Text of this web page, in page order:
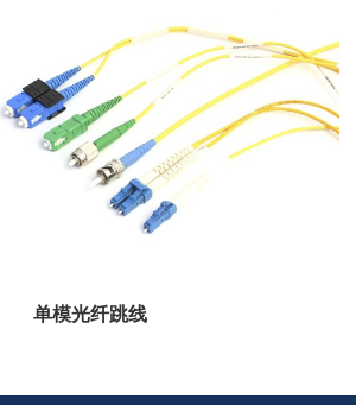
单模光纤跳线
求，如光传输损耗、反射...